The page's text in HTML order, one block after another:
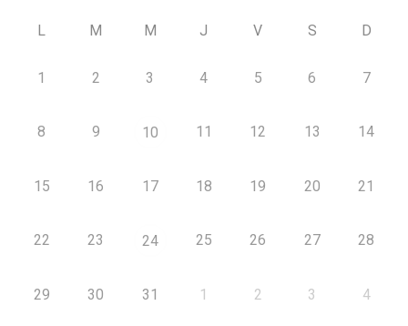
L M M J V S D
1 2 3 4 5 6 7
8 9 10 11 12 13 14
15 16 17 18 19 20 21
22 23 24 25 26 27 28
29 30 31 1 2 3 4